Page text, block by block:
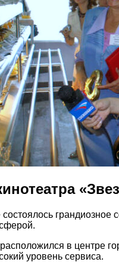
состоялось
в центре
уровень сервиса.